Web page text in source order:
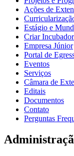
Ações de
Estágio e
Criar
Empresa Júnior
Portal de
Eventos
Serviços
Câmara de
Editais
Documentos
Contato
Perguntas